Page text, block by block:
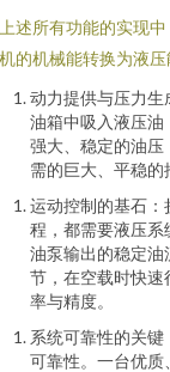
述所有功能的实现
的机械能转换为液压
动力提供与压力
油箱中吸入液压
强大、稳定的油
需的巨大、平稳的
运动控制的基石
程，都需要液压
油泵输出的稳定
节，在空载时快
率与精度。
系统可靠性的关
可靠性。一台优